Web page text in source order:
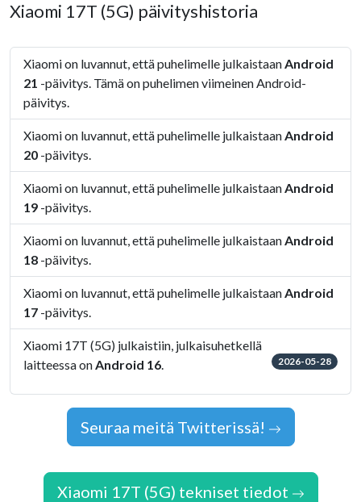
Xiaomi 17T (5G) päivityshistoria
Xiaomi on luvannut, että puhelimelle julkaistaanAndroid
21 -päivitys. Tämä on puhelimen viimeinen Android-
päivitys.
Xiaomi on luvannut, että puhelimelle julkaistaanAndroid
20 -päivitys.
Xiaomi on luvannut, että puhelimelle julkaistaanAndroid
19 -päivitys.
Xiaomi on luvannut, että puhelimelle julkaistaanAndroid
18 -päivitys.
Xiaomi on luvannut, että puhelimelle julkaistaanAndroid
17 -päivitys.
Xiaomi 17T (5G) julkaistiin, julkaisuhetkellä
laitteessa onAndroid 16. 2026-05-28
Seuraa meitä Twitterissä!
Xiaomi 17T (5G) tekniset tiedot